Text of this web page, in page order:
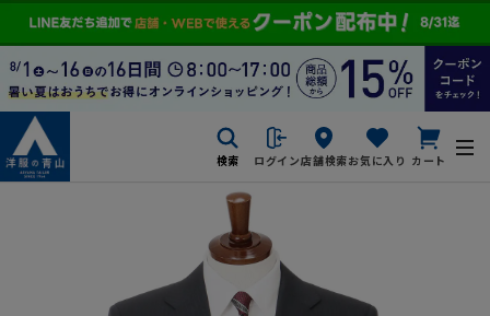
検索 ログイン店舗検索お気に入り カート